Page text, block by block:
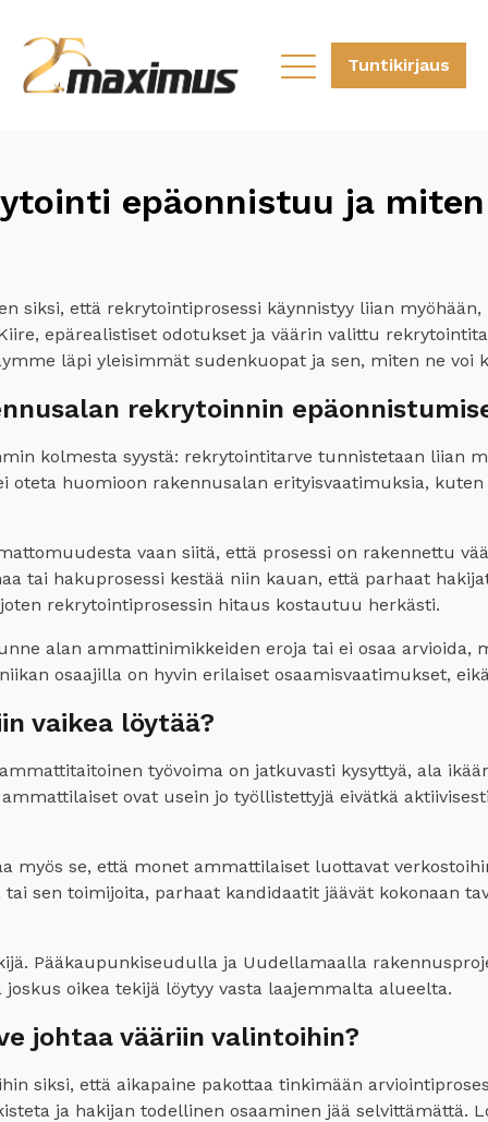
Tuntikirjaus
epäonnistuu ja
siksi, että rekrytointiprosessi käynnistyy liian
epärealistiset odotukset ja väärin valittu
läpi yleisimmät sudenkuopat ja sen, miten ne voi
rekrytoinnin
kolmesta syystä: rekrytointitarve tunnistetaan liian
huomioon rakennusalan erityisvaatimuksia,
vaan siitä, että prosessi on rakennettu
tai hakuprosessi kestää niin kauan, että parhaat
rekrytointiprosessin hitaus kostautuu herkästi.
alan ammattinimikkeiden eroja tai ei osaa arvioida,
osaajilla on hyvin erilaiset osaamisvaatimukset,
vaikea löytää?
työvoima on jatkuvasti kysyttyä, ala
ovat usein jo työllistettyjä eivätkä
myös se, että monet ammattilaiset luottavat
sen toimijoita, parhaat kandidaatit jäävät kokonaan
Pääkaupunkiseudulla ja Uudellamaalla
oikea tekijä löytyy vasta laajemmalta alueelta.
johtaa vääriin valintoihin?
siksi, että aikapaine pakottaa tinkimään
ja hakijan todellinen osaaminen jää selvittämättä.